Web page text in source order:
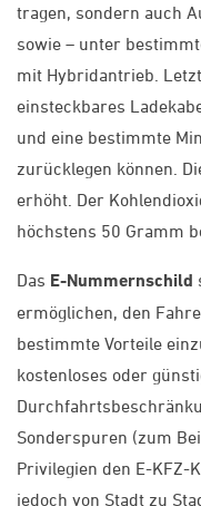
tragen, sondern auch
sowie – unter
mit Hybridantrieb.
einsteckbares
und eine bestimmte
zurücklegen können.
erhöht. Der
höchstens 50 Gramm
Das E-Nummernschild
ermöglichen, den
bestimmte Vorteile
kostenloses oder
Sonderspuren (zum
Privilegien den E-KFZ-
jedoch von Stadt zu